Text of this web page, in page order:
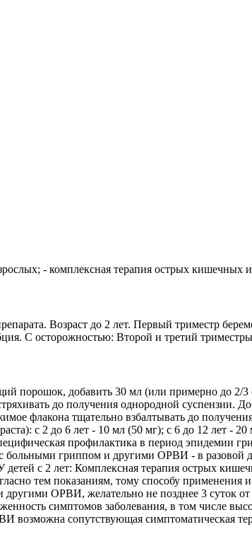
- комплексная терапия острых кишечных
Возраст до 2 лет. Первый триместр
С осторожностью: Второй и третий
порошок, добавить 30 мл (или примерно до 2/
до получения однородной суспензии.
флакона тщательно взбалтывать до
с 2 до 6 лет - 10 мл (50 мг); с 6 до 12 лет -
профилактика в период эпидемии
больными гриппом и другими ОРВИ - в разовой
с 2 лет: Комплексная терапия острых
тем показаниям, тому способу
ОРВИ, желательно не позднее 3 суток
симптомов заболевания, в том числе
возможна сопутствующая симптоматическая